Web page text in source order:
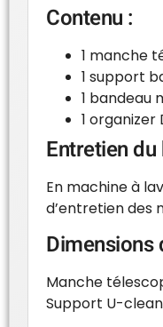
Contenu :
1 manche
1 support
1 bandeau
1
Entretien
En machine à
d’entretien des
Dimensions
Manche
Support U-clean